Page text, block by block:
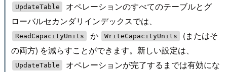
UpdateTable
オペレーションのすべてのテーブルとグ
ローバルセカンダリインデックスでは、
ReadCapacityUnits か WriteCapacityUnits
(またはそ
の両方) を減らすことができます。新しい設定は、
UpdateTable オペレーションが完了するまでは有効にな